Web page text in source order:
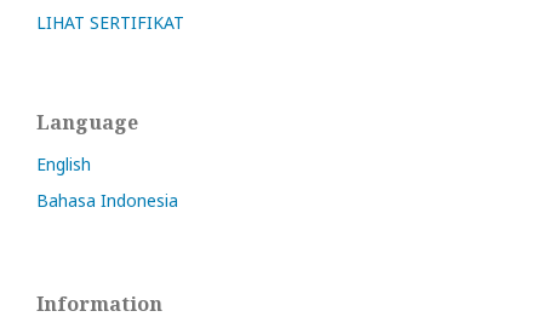
LIHAT SERTIFIKAT
Language
English
Bahasa Indonesia
Information